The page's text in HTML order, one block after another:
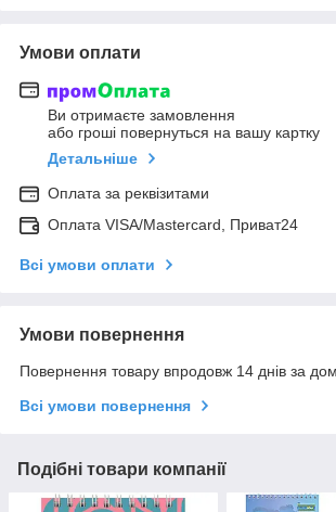
Умови оплати
Ви отримаєте замовлення
або гроші повернуться на вашу картку
Детальніше
Оплата за реквізитами
Оплата VISA/Mastercard, Приват24
Всі умови оплати
Умови повернення
Повернення товару впродовж 14 днів за
Всі умови повернення
Подібні товари компанії